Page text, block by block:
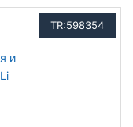
TR:598354